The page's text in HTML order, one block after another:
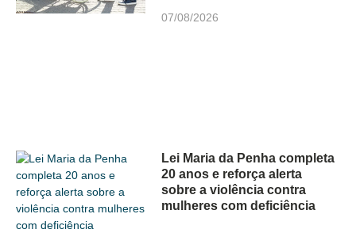
07/08/2026
Lei Maria da Penha completa
20 anos e reforça alerta
sobre a violência contra
mulheres com deficiência